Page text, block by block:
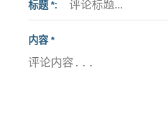
标题 *
内容 *